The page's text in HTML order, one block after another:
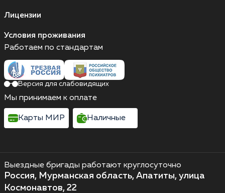
Лицензии
Условия проживания
Выездные бригады работают круглосуточно
Россия, Мурманская область, Апатиты, улица
Космонавтов, 22
Работаем по стандартам
Версия для слабовидящих
Мы принимаем к оплате
Карты МИР Наличные